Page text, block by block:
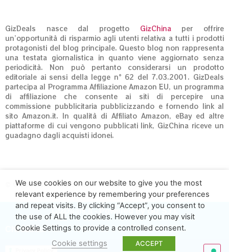
GizDeals nasce dal progetto GizChinaper offrire
un’opportunità di risparmio agli utenti relativa a tutti i prodotti
protagonisti del blog principale. Questo blog non rappresenta
una testata giornalistica in quanto viene aggiornato senza
periodicità. Non può pertanto considerarsi un prodotto
editoriale ai sensi della legge n° 62 del 7.03.2001. GizDeals
partecipa al Programma Affiliazione Amazon EU, un programma
di affiliazione che consente ai siti di percepire una
commissione pubblicitaria pubblicizzando e fornendo link al
sito Amazon.it. In qualità di Affiliato Amazon, eBay ed altre
piattaforme di cui vengono pubblicati link, GizChina riceve un
guadagno dagli acquisti idonei.
© GizDeals.it – Giz S.r.l. 01973020660
GizDeals.it - Powered by Giz S.r.l.
Chi siamo
Privacy Policy
We use cookies on our website to give you the most
relevant experience by remembering your preferences
and repeat visits. By clicking “Accept”, you consent to
the use of ALL the cookies. However you may visit
Cookie Settings to provide a controlled consent.
Cookie settings
ACCEPT